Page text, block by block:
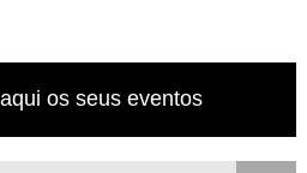
os seus eventos